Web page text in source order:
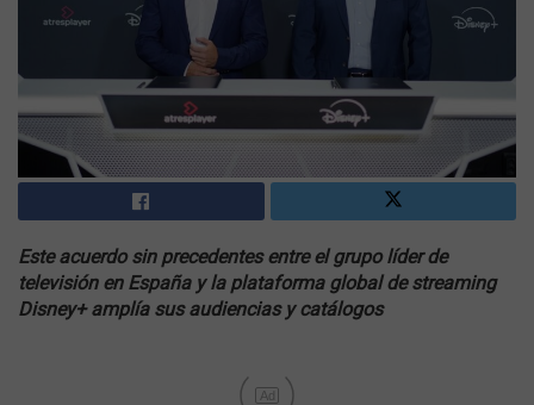
Este acuerdo sin precedentes entre el grupo líder de
televisión en España y la plataforma global de streaming
Disney+ amplía sus audiencias y catálogos
Ad